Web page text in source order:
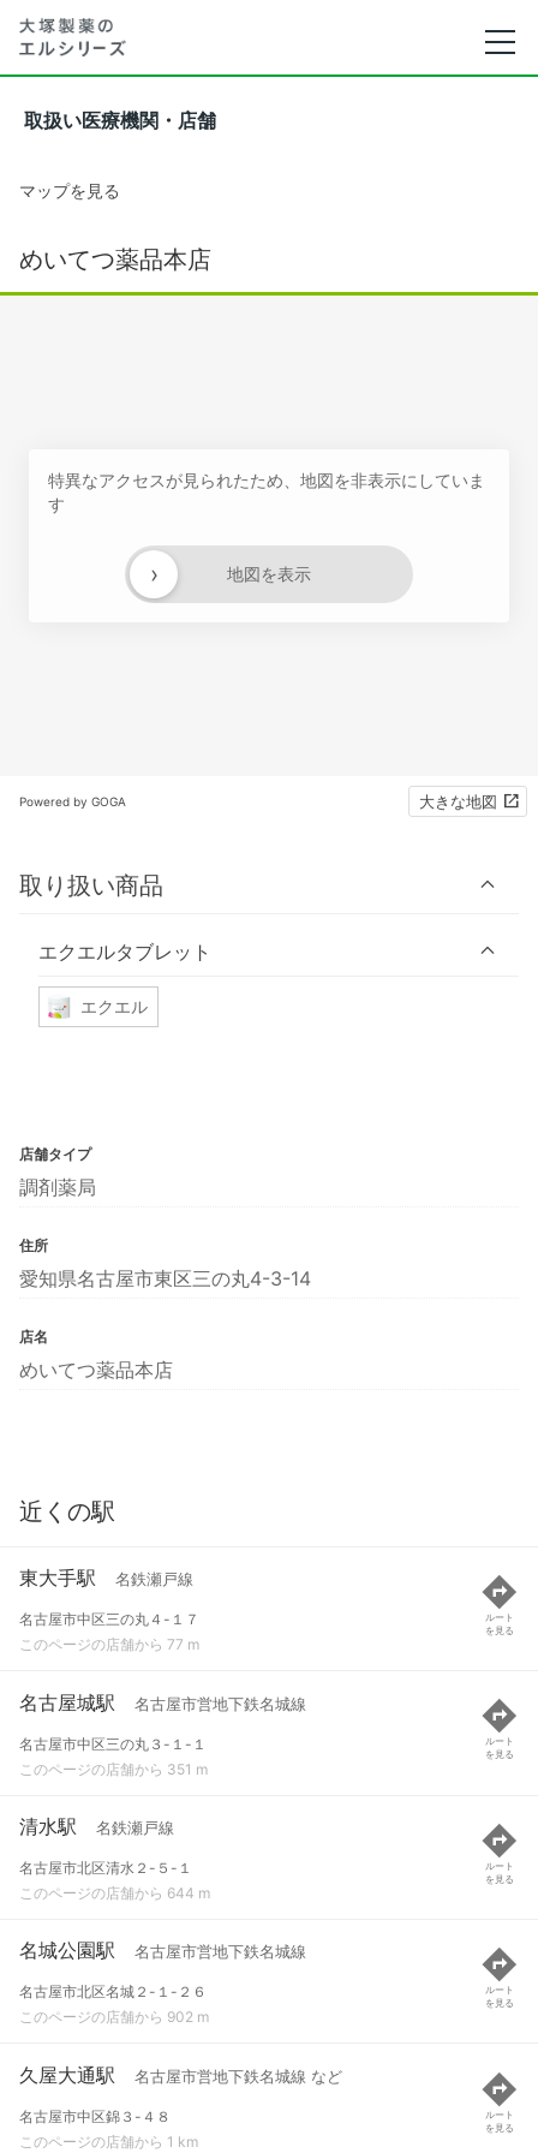
取扱い医療機関・店舗
マップを見る
めいてつ薬品本店
特異なアクセスが見られたため、地図を非表示にしていま
す
地図を表示
›
Powered by GOGA 大きな地図
取り扱い商品
エクエルタブレット
エクエル
店舗タイプ
調剤薬局
住所
愛知県名古屋市東区三の丸4-3-14
店名
めいてつ薬品本店
近くの駅
東大手駅 名鉄瀬戸線
名古屋市中区三の丸４-１７
このページの店舗から 77 m
ルート
を見る
名古屋城駅 名古屋市営地下鉄名城線
名古屋市中区三の丸３-１-１
このページの店舗から 351 m
ルート
を見る
清水駅 名鉄瀬戸線
名古屋市北区清水２-５-１
このページの店舗から 644 m
ルート
を見る
名城公園駅 名古屋市営地下鉄名城線
名古屋市北区名城２-１-２６
このページの店舗から 902 m
ルート
を見る
久屋大通駅 名古屋市営地下鉄名城線 など
名古屋市中区錦３-４８
このページの店舗から 1 km
ルート
を見る